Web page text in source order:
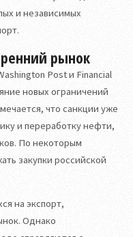
и независимых
рынок
Post и Financial
новых ограничений
что санкции уже
и переработку нефти,
По некоторым
закупки российской
на экспорт,
Однако